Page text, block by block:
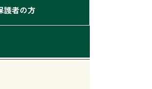
護者の方